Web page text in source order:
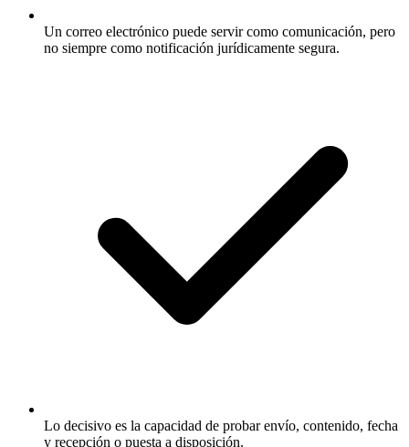
Un correo electrónico puede servir como comunicación, pero
no siempre como notificación jurídicamente segura.
Lo decisivo es la capacidad de probar envío, contenido, fecha
y recepción o puesta a disposición.